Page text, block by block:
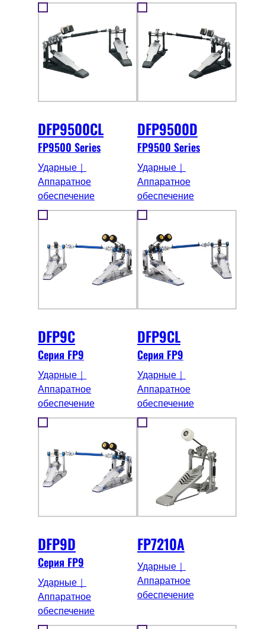
DFP9500CL
FP9500 Series
Ударные｜
Аппаратное
обеспечение
DFP9500D
FP9500 Series
Ударные｜
Аппаратное
обеспечение
DFP9C
Серия FP9
Ударные｜
Аппаратное
обеспечение
DFP9CL
Серия FP9
Ударные｜
Аппаратное
обеспечение
DFP9D
Серия FP9
Ударные｜
Аппаратное
обеспечение
FP7210A
Ударные｜
Аппаратное
обеспечение